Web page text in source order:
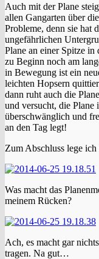
Auch mit der Plane
allen Gangarten über
Probleme, denn sie hat
ungefährlichen
Plane an einer Spitze
zu Beginn noch am
in Bewegung ist ein
leichten Hopsern
dann ruht auch die
und versucht, die
überschwänglich und
an den Tag legt!
Zum Abschluss lege
Was macht das
meinem Rücken?
Ach, es macht gar
tragen. Na gut…